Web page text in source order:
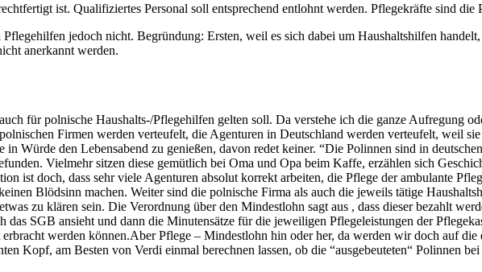
ist. Qualifiziertes Personal soll entsprechend entlohnt werden. Pflegekräfte sind die
jedoch nicht. Begründung: Ersten, weil es sich dabei um Haushaltshilfen
anerkannt werden.
für polnische Haushalts-/Pflegehilfen gelten soll. Da verstehe ich die ganze Aufregung
Firmen werden verteufelt, die Agenturen in Deutschland werden verteufelt, weil
Würde den Lebensabend zu genießen, davon redet keiner. “Die Polinnen sind in
Vielmehr sitzen diese gemütlich bei Oma und Opa beim Kaffe, erzählen sich
ist doch, dass sehr viele Agenturen absolut korrekt arbeiten, die Pflege der ambulante
Blödsinn machen. Weiter sind die polnische Firma als auch die jeweils tätige
zu klären sein. Die Verordnung über den Mindestlohn sagt aus , dass dieser bezahlt
das SGB ansieht und dann die Minutensätze für die jeweiligen Pflegeleistungen der
werden können.Aber Pflege – Mindestlohn hin oder her, da werden wir doch auf
Kopf, am Besten von Verdi einmal berechnen lassen, ob die “ausgebeuteten“ Polinnen